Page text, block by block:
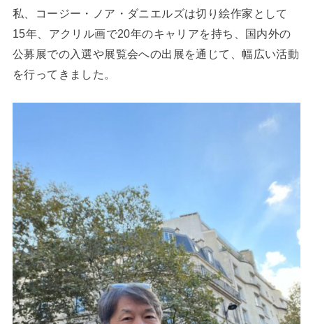
私、コージー・ノア・ダニエルズは切り絵作家として
15年、アクリル画で20年のキャリアを持ち、国内外の
公募展での入選や展覧会への出展を通じて、幅広い活動
を行ってきました。